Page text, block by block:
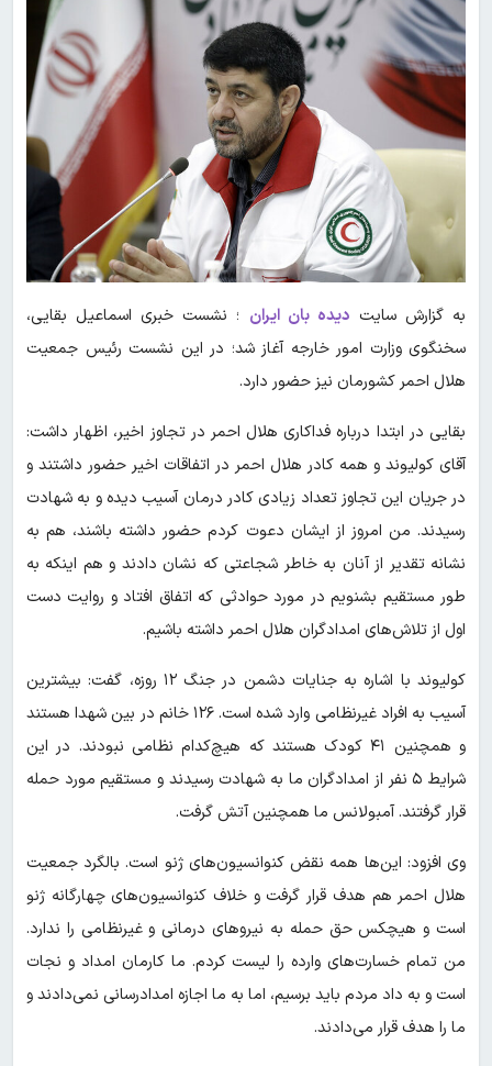
به گزارش سایت دیده بان ایران ؛ نشست خبری اسماعیل بقایی،
سخنگوی وزارت امور خارجه آغاز شد؛ در این نشست رئیس جمعیت
هلال احمر کشورمان نیز حضور دارد.
بقایی در ابتدا درباره فداکاری هلال احمر در تجاوز اخیر، اظهار داشت:
آقای کولیوند و همه کادر هلال احمر در اتفاقات اخیر حضور داشتند و
در جریان این تجاوز تعداد زیادی کادر درمان آسیب دیده و به شهادت
رسیدند. من امروز از ایشان دعوت کردم حضور داشته باشند، هم به
نشانه تقدیر از آنان به خاطر شجاعتی که نشان دادند و هم اینکه به
طور مستقیم بشنویم در مورد حوادثی که اتفاق افتاد و روایت دست
اول از تلاش‌های امدادگران هلال احمر داشته باشیم.
کولیوند با اشاره به جنایات دشمن در جنگ ۱۲ روزه، گفت: بیشترین
آسیب به افراد غیرنظامی وارد شده است. ۱۲۶ خانم در بین شهدا هستند
و همچنین ۴۱ کودک هستند که هیچ‌کدام نظامی نبودند. در این
شرایط ۵ نفر از امدادگران ما به شهادت رسیدند و مستقیم مورد حمله
قرار گرفتند. آمبولانس ما همچنین آتش گرفت.
وی افزود: این‌ها همه نقض کنوانسیون‌های ژنو است. بالگرد جمعیت
هلال احمر هم هدف قرار گرفت و خلاف کنوانسیون‌های چهارگانه ژنو
است و هیچکس حق حمله به نیروهای درمانی و غیرنظامی را ندارد.
من تمام خسارت‌های وارده را لیست کردم. ما کارمان امداد و نجات
است و به داد مردم باید برسیم، اما به ما اجازه امدادرسانی نمی‌دادند و
ما را هدف قرار می‌دادند.